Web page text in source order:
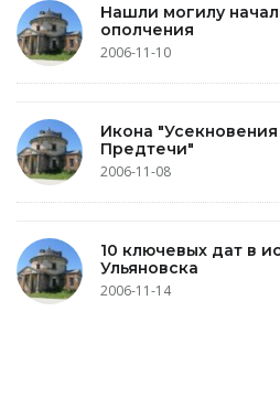
Нашли могилу
ополчения
2006-11-10
Икона
Предтечи"
2006-11-08
10 ключевых дат в
Ульяновска
2006-11-14